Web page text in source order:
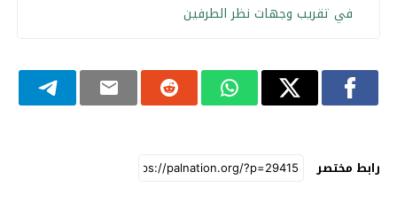
في تقريب وجهات نظر الطرفين
رابط مختصر